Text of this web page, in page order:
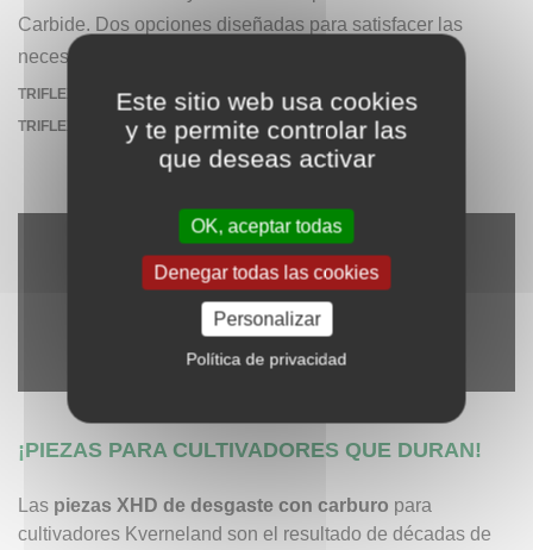
Carbide. Dos opciones diseñadas para satisfacer las
necesidades específicas:
TRIFLEX 700 - XHD TIGER III
TRIFLEX 700 - XHD GOLONDRINA (NUEVA)
¡PIEZAS PARA CULTIVADORES QUE DURAN!
Las piezas XHD de desgaste con carburo para
cultivadores Kverneland son el resultado de décadas de
Este sitio web usa cookies
y te permite controlar las
que deseas activar
OK, aceptar todas
Denegar todas las cookies
Personalizar
Política de privacidad